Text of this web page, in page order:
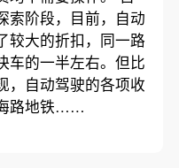
索阶段，目前，自动
较大的折扣，同一路
车的一半左右。但比
，自动驾驶的各项收
路地铁……